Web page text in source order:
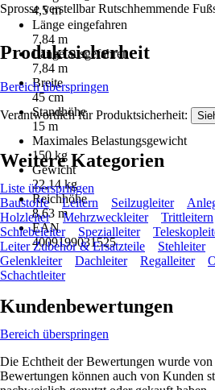
4,5 m
Länge eingefahren
7,84 m
Länge ausgefahren
7,84 m
Breite
45 cm
Standhöhe
15 m
Maximales Belastungsgewicht
150 kg
Gewicht
22,14 kg
Reichhöhe
8,63 m
EAN
4009199031525
Sprosse verstellbar Rutschhemmende
Produktsicherheit
Bereich überspringen
Verantwortlich für Produktsicherheit:
Weitere Kategorien
Liste überspringen
Baustoffe
Leitern Seilzugleiter
Holzleiter
Mehrzweckleiter Trittleitern
Schiebeleiter
Spezialleiter
Leiter Zubehör & Ersatzteile
Stehleiter
Gelenkleiter
Dachleiter Regalleiter
Schachtleiter
Kundenbewertungen
Bereich überspringen
Die Echtheit der Bewertungen wurde
Bewertungen können auch von Kunden